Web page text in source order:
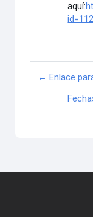
aquí:
id=112
← Enlace